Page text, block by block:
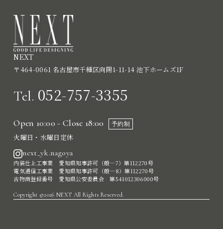
NEXT
〒464-0061 名古屋市千種区向陽1-11-14 池下ホームズ1F
Tel. 052-757-3355
Open 10:00 - Close 18:00 予約制
火曜日・水曜日定休
next_yk.nagoya
内装仕上工事業 愛知県知事許可（般―7）第112270号
電気通信工事業 愛知県知事許可（般―8）第112270号
古物商登録番号 愛知県公安委員会 第541012306000号
Copyright ©2026 NEXT All Rights Reserved.